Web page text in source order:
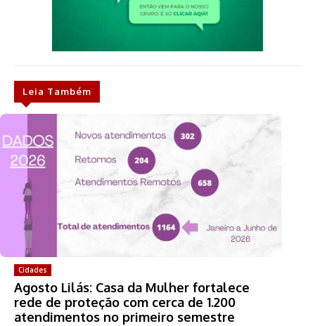
Leia Também
Cidades
Agosto Lilás: Casa da Mulher fortalece
rede de proteção com cerca de 1.200
atendimentos no primeiro semestre